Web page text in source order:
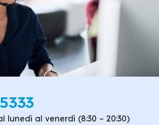
lunedì al venerdì (8:30 – 20:30)